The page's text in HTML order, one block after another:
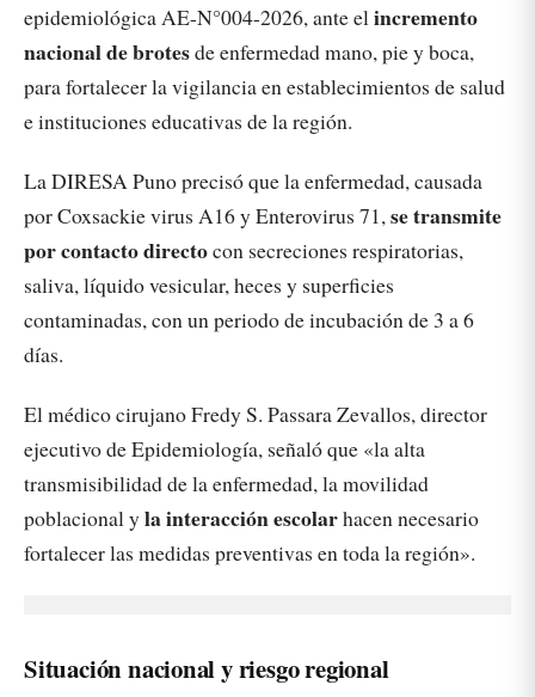
epidemiológica AE-N°004-2026, ante elincremento
nacional de brotesde enfermedad mano, pie y boca,
para fortalecer la vigilancia en establecimientos de salud
e instituciones educativas de la región.
La DIRESA Puno precisó que la enfermedad, causada
por Coxsackie virus A16 y Enterovirus 71,se transmite
por contacto directocon secreciones respiratorias,
saliva, líquido vesicular, heces y superficies
contaminadas, con un periodo de incubación de 3 a 6
días.
El médico cirujano Fredy S. Passara Zevallos, director
ejecutivo de Epidemiología, señaló que «la alta
transmisibilidad de la enfermedad, la movilidad
poblacional yla interacción escolarhacen necesario
fortalecer las medidas preventivas en toda la región».
Situación nacional y riesgo regional